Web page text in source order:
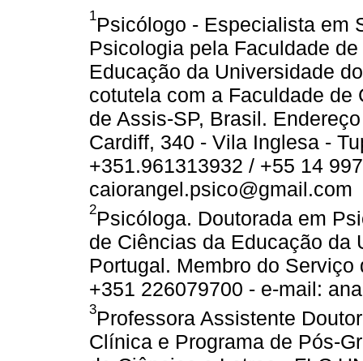
1Psicólogo - Especialista em
Psicologia pela Faculdade
Educação da Universidade
cotutela com a Faculdade
de Assis-SP, Brasil.
Cardiff, 340 - Vila Inglesa -
+351.961313932 / +55 14
caiorangel.psico@gmail.com
2Psicóloga. Doutorada em
de Ciências da Educação da
Portugal. Membro do
+351 226079700 - e-mail:
3Professora Assistente
Clínica e Programa de Pós-